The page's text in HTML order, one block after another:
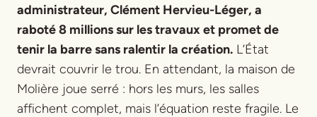
administrateur, Clément Hervieu-Léger, a
raboté 8 millions sur les travaux et promet de
tenir la barre sans ralentir la création. L’État
devrait couvrir le trou. En attendant, la maison de
Molière joue serré : hors les murs, les salles
affichent complet, mais l’équation reste fragile. Le